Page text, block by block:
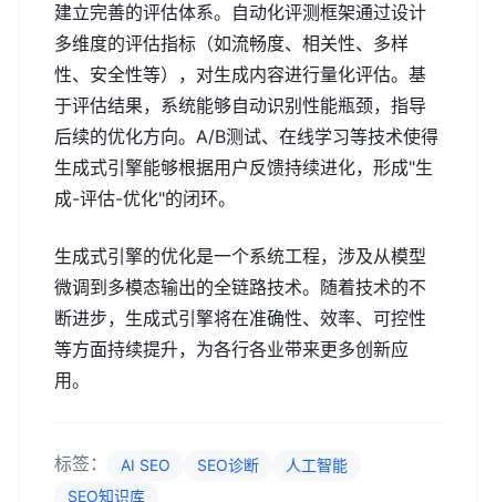
建立完善的评估体系。自动化评测框架通过设计
多维度的评估指标（如流畅度、相关性、多样
性、安全性等），对生成内容进行量化评估。基
于评估结果，系统能够自动识别性能瓶颈，指导
后续的优化方向。A/B测试、在线学习等技术使得
生成式引擎能够根据用户反馈持续进化，形成"生
成-评估-优化"的闭环。
生成式引擎的优化是一个系统工程，涉及从模型
微调到多模态输出的全链路技术。随着技术的不
断进步，生成式引擎将在准确性、效率、可控性
等方面持续提升，为各行各业带来更多创新应
用。
标签： AI SEO SEO诊断
人工智能
SEO知识库